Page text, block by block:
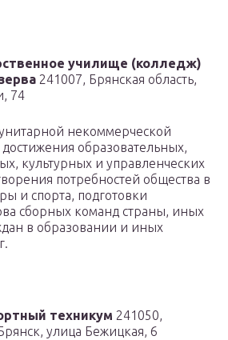
училище (колледж)
241007, Брянская область,
74
некоммерческой
образовательных,
культурных и управленческих
потребностей общества в
и спорта, подготовки
сборных команд страны, иных
в образовании и иных
техникум 241050,
улица Бежицкая, 6